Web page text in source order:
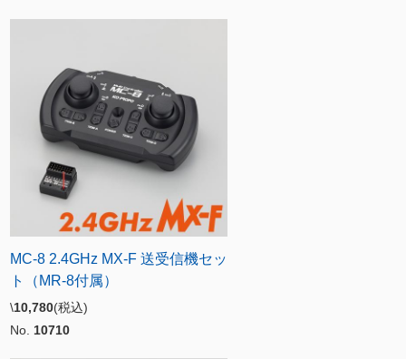
MC-8 2.4GHz MX-F 送受信機セッ
ト（MR-8付属）
\10,780(税込)
No. 10710